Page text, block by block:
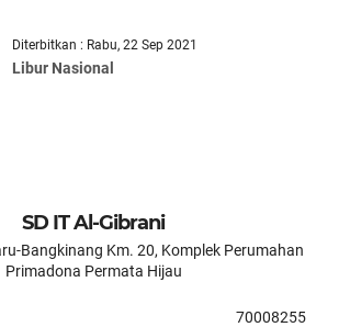
Diterbitkan : Rabu, 22 Sep 2021
Libur Nasional
SD IT Al-Gibrani
Bangkinang Km. 20, Komplek Perumahan
Primadona Permata Hijau
70008255